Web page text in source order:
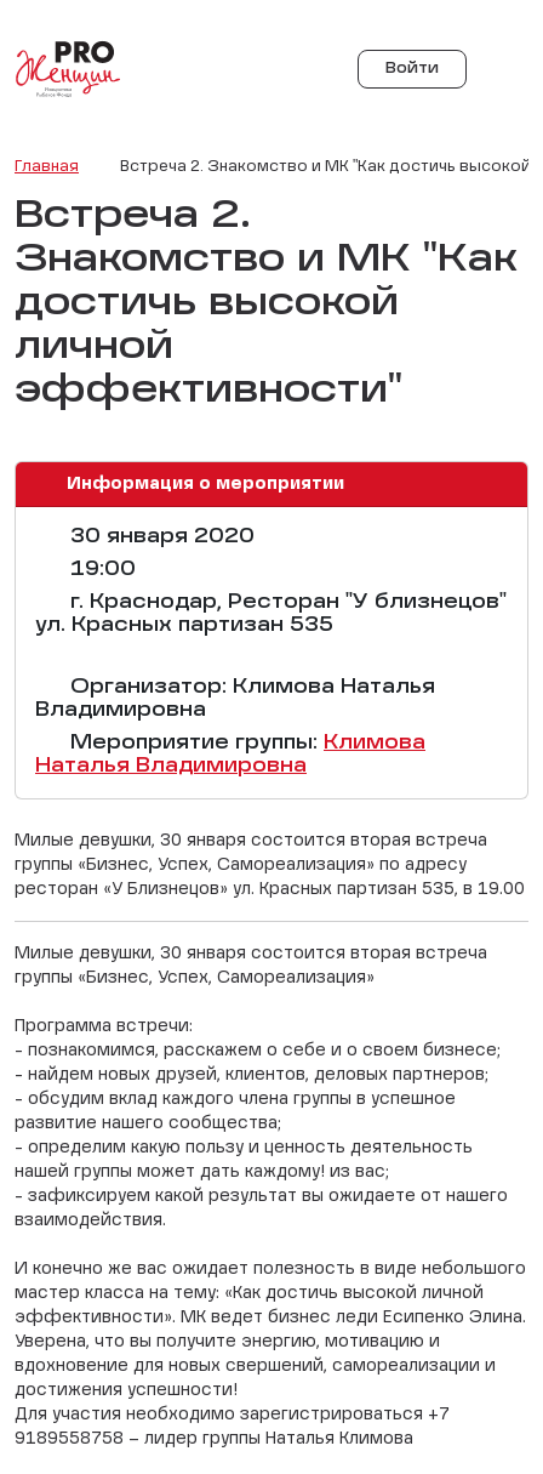
Войти
Главная Встреча 2. Знакомство и МК "Как достичь высокой
Встреча 2.
Знакомство и МК "Как
достичь высокой
личной
эффективности"
Информация о мероприятии
30 января 2020
19:00
г. Краснодар, Ресторан "У близнецов"
ул. Красных партизан 535
Организатор: Климова Наталья
Владимировна
Мероприятие группы: Климова
Наталья Владимировна
Милые девушки, 30 января состоится вторая встреча
группы «Бизнес, Успех, Самореализация» по адресу
ресторан «У Близнецов» ул. Красных партизан 535, в 19.00
Милые девушки, 30 января состоится вторая встреча
группы «Бизнес, Успех, Самореализация»
Программа встречи:
- познакомимся, расскажем о себе и о своем бизнесе;
- найдем новых друзей, клиентов, деловых партнеров;
- обсудим вклад каждого члена группы в успешное
развитие нашего сообщества;
- определим какую пользу и ценность деятельность
нашей группы может дать каждому! из вас;
- зафиксируем какой результат вы ожидаете от нашего
взаимодействия.
И конечно же вас ожидает полезность в виде небольшого
мастер класса на тему: «Как достичь высокой личной
эффективности». МК ведет бизнес леди Есипенко Элина.
Уверена, что вы получите энергию, мотивацию и
вдохновение для новых свершений, самореализации и
достижения успешности!
Для участия необходимо зарегистрироваться +7
9189558758 – лидер группы Наталья Климова